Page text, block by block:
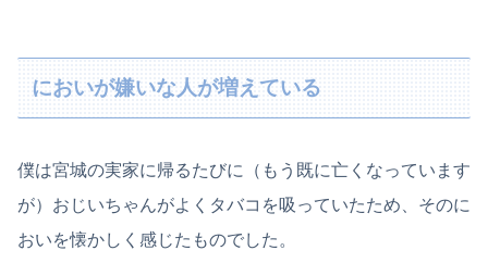
においが嫌いな人が増えている
僕は宮城の実家に帰るたびに（もう既に亡くなっています
が）おじいちゃんがよくタバコを吸っていたため、そのに
おいを懐かしく感じたものでした。